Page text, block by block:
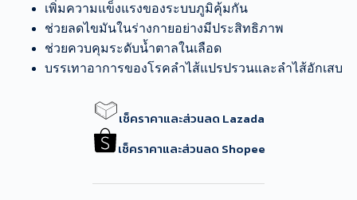
เพิ่มความแข็งแรงของระบบภูมิคุ้มกัน
ช่วยลดไขมันในร่างกายอย่างมีประสิทธิภาพ
ช่วยควบคุมระดับน้ำตาลในเลือด
บรรเทาอาการของโรคลำไส้แปรปรวนและลำไส้อักเสบ
เช็คราคาและส่วนลด Lazada
เช็คราคาและส่วนลด Shopee